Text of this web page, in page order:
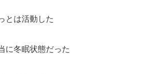
とは活動した
に冬眠状態だった